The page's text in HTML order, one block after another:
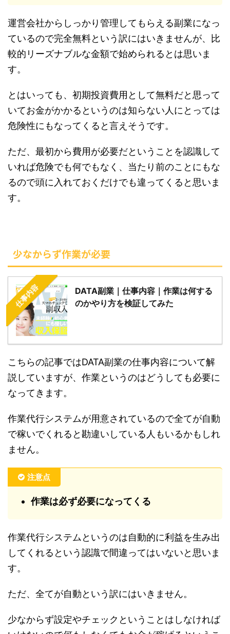
運営会社からしっかり管理してもらえる副業になっ
ているので完全無料という訳にはいきませんが、比
較的リーズナブルな金額で始められるとは思いま
す。
とはいっても、初期投資費用として無料だと思って
いてお金がかかるというのは知らない人にとっては
危険性にもなってくると言えそうです。
ただ、最初から費用が必要だということを認識して
いれば危険でも何でもなく、当たり前のことにもな
るので頭に入れておくだけでも違ってくると思いま
す。
少なからず作業が必要
仕事内容
DATA副業｜仕事内容｜作業は何する
のかやり方を検証してみた
こちらの記事ではDATA副業の仕事内容について解
説していますが、作業というのはどうしても必要に
なってきます。
作業代行システムが用意されているので全てが自動
で稼いでくれると勘違いしている人もいるかもしれ
ません。
注意点
作業は必ず必要になってくる
作業代行システムというのは自動的に利益を生み出
してくれるという認識で間違ってはいないと思いま
す。
ただ、全てが自動という訳にはいきません。
少なからず設定やチェックということはしなければ